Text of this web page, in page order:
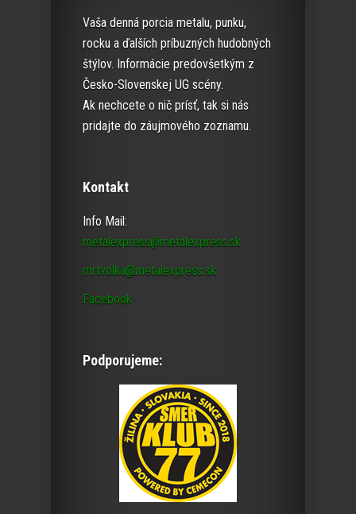
Vaša denná porcia metalu, punku,
rocku a ďalších príbuzných hudobných
štýlov. Informácie predovšetkým z
Česko-Slovenskej UG scény.
Ak nechcete o nič prísť, tak si nás
pridajte do záujmového zoznamu.
Kontakt
Info Mail:
metalexpress@metalexpress.sk
mrtvolka@metalexpress.sk
Facebook
Podporujeme: